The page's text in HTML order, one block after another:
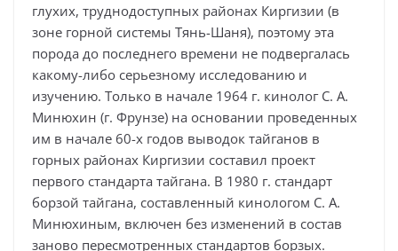
глухих, труднодоступных районах Киргизии (в
зоне горной системы Тянь-Шаня), поэтому эта
порода до последнего времени не подвергалась
какому-либо серьезному исследованию и
изучению. Только в начале 1964 г. кинолог С. А.
Минюхин (г. Фрунзе) на основании проведенных
им в начале 60-х годов выводок тайганов в
горных районах Киргизии составил проект
первого стандарта тайгана. В 1980 г. стандарт
борзой тайгана, составленный кинологом С. А.
Минюхиным, включен без изменений в состав
заново пересмотренных стандартов борзых.